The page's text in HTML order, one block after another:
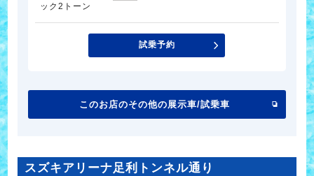
ック2トーン
試乗予約
このお店のその他の展示車/試乗車
スズキアリーナ足利トンネル通り